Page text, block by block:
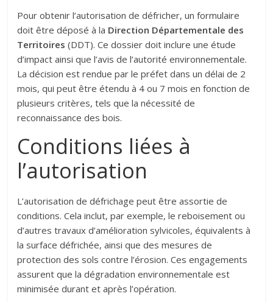
Pour obtenir l’autorisation de défricher, un formulaire
doit être déposé à la Direction Départementale des
Territoires (DDT). Ce dossier doit inclure une étude
d’impact ainsi que l’avis de l’autorité environnementale.
La décision est rendue par le préfet dans un délai de 2
mois, qui peut être étendu à 4 ou 7 mois en fonction de
plusieurs critères, tels que la nécessité de
reconnaissance des bois.
Conditions liées à
l’autorisation
L’autorisation de défrichage peut être assortie de
conditions. Cela inclut, par exemple, le reboisement ou
d’autres travaux d’amélioration sylvicoles, équivalents à
la surface défrichée, ainsi que des mesures de
protection des sols contre l’érosion. Ces engagements
assurent que la dégradation environnementale est
minimisée durant et après l’opération.